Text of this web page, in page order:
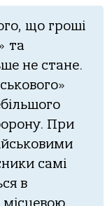
що гроші
та
не стане.
При
самі
в
місцевою